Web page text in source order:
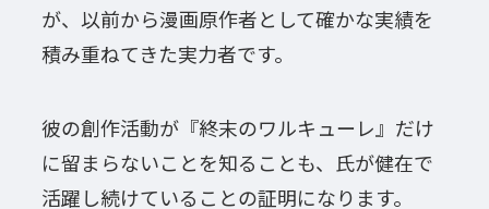
が、以前から漫画原作者として確かな実績を
積み重ねてきた実力者です。
彼の創作活動が『終末のワルキューレ』だけ
に留まらないことを知ることも、氏が健在で
活躍し続けていることの証明になります。